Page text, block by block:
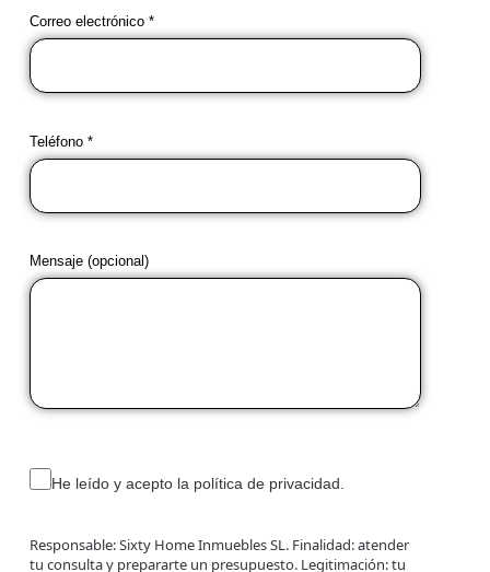
Correo electrónico *
Teléfono *
Mensaje (opcional)
He leído y acepto la política de privacidad.
Responsable: Sixty Home Inmuebles SL. Finalidad: atender
tu consulta y prepararte un presupuesto. Legitimación: tu